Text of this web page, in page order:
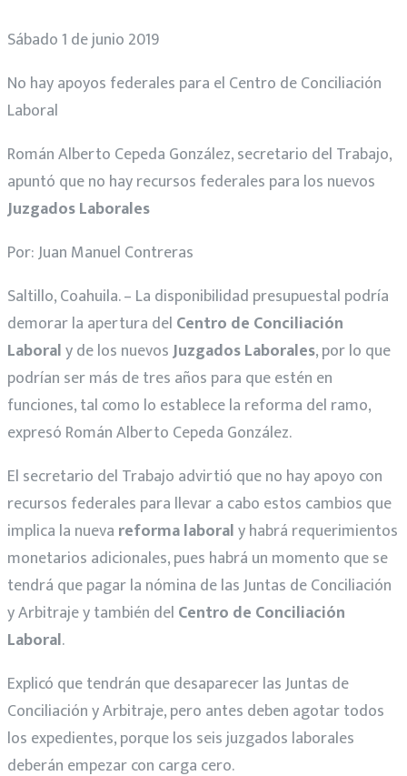
Sábado 1 de junio 2019
No hay apoyos federales para el Centro de Conciliación
Laboral
Román Alberto Cepeda González, secretario del Trabajo,
apuntó que no hay recursos federales para los nuevos
Juzgados Laborales
Por: Juan Manuel Contreras
Saltillo, Coahuila. – La disponibilidad presupuestal podría
demorar la apertura del Centro de Conciliación
Laboraly de los nuevosJuzgados Laborales, por lo que
podrían ser más de tres años para que estén en
funciones, tal como lo establece la reforma del ramo,
expresó Román Alberto Cepeda González.
El secretario del Trabajo advirtió que no hay apoyo con
recursos federales para llevar a cabo estos cambios que
implica la nueva reforma laboraly habrá requerimientos
monetarios adicionales, pues habrá un momento que se
tendrá que pagar la nómina de las Juntas de Conciliación
y Arbitraje y también del Centro de Conciliación
Laboral.
Explicó que tendrán que desaparecer las Juntas de
Conciliación y Arbitraje, pero antes deben agotar todos
los expedientes, porque los seis juzgados laborales
deberán empezar con carga cero.